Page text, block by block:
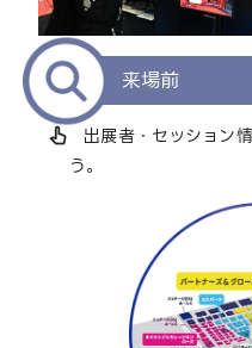
来場前
pan_tool_alt
出展者・セッション
う。